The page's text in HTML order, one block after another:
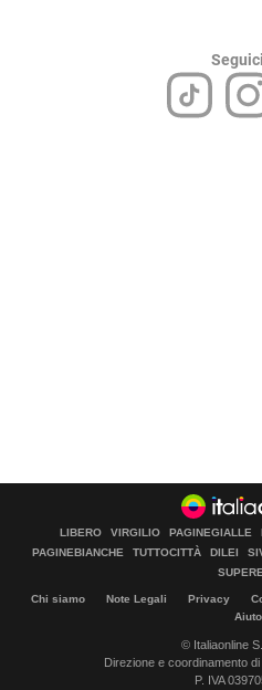
LIBERO VIRGILIO PAGINEGIALLE
PAGINEBIANCHE
TUTTOCITTÀ DILEI
Chi siamo Note Legali Privacy
Aiuto
© Italiaonline
Direzione e coordinamento di
P. IVA